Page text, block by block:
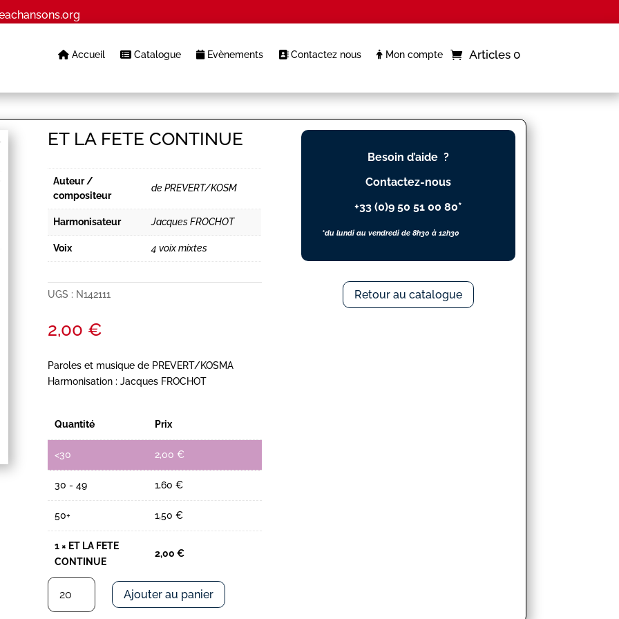
Accueil Catalogue Evènements Contactez nous Mon compte Articles 0
ET LA FETE CONTINUE
Auteur /
compositeur
de PREVERT/KOSM
Harmonisateur Jacques FROCHOT
Voix 4 voix mixtes
UGS : N142111
2,00 €
Paroles et musique de PREVERT/KOSMA
Harmonisation : Jacques FROCHOT
Quantité Prix
<30 2,00 €
30 - 49 1,60 €
50+ 1,50 €
1 × ET LA FETE
CONTINUE
2,00 €
quantité
ET
Ajouter au panier
Besoin d’aide ?
Contactez-nous
+33 (0)9 50 51 00 80*
*du lundi au vendredi de 8h30 à 12h30
Retour au catalogue